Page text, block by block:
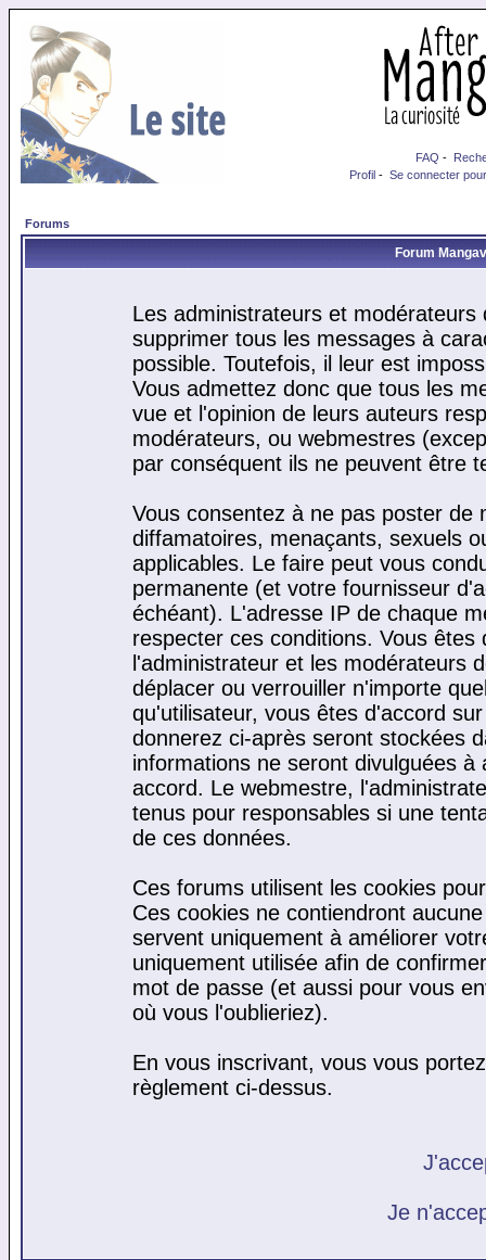
FAQ -
Profil - Se connecter
Forums
Forum
Les administrateurs et
supprimer tous les messages à
possible. Toutefois, il leur est
Vous admettez donc que tous les
vue et l'opinion de leurs auteurs
modérateurs, ou webmestres
par conséquent ils ne peuvent être
Vous consentez à ne pas poster de
diffamatoires, menaçants, sexuels
applicables. Le faire peut vous
permanente (et votre fournisseur
échéant). L'adresse IP de chaque
respecter ces conditions. Vous
l'administrateur et les modérateurs
déplacer ou verrouiller n'importe
qu'utilisateur, vous êtes d'accord
donnerez ci-après seront stockées
informations ne seront divulguées
accord. Le webmestre,
tenus pour responsables si une
de ces données.
Ces forums utilisent les cookies
Ces cookies ne contiendront
servent uniquement à améliorer
uniquement utilisée afin de
mot de passe (et aussi pour vous
où vous l'oublieriez).
En vous inscrivant, vous vous
règlement ci-dessus.
Je